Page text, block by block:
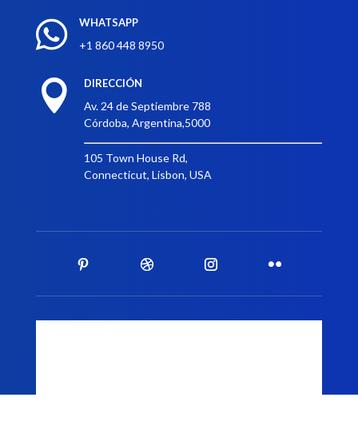
 WHATSAPP
+1 860 448 8950
 DIRECCIÓN
Av. 24 de Septiembre 788
Córdoba, Argentina,5000
105 Town House Rd,
Connecticut, Lisbon, USA